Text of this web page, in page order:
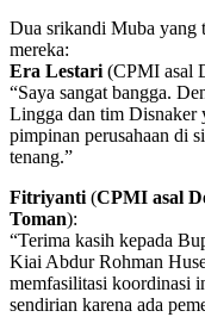
Dua srikandi Muba yang
mereka:
Era Lestari (CPMI asal
“Saya sangat bangga.
Lingga dan tim Disnaker
pimpinan perusahaan di
tenang.”
Fitriyanti (CPMI asal
Toman):
“Terima kasih kepada
Kiai Abdur Rohman
memfasilitasi koordinasi
sendirian karena ada